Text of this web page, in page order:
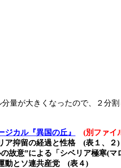
分量が大きくなったので、２分割
ジカル『異国の丘』 (別ファイ
抑留の経過と性格 (表１、２)
故意”による「シベリア極寒(マ
とソ連共産党 (表４)